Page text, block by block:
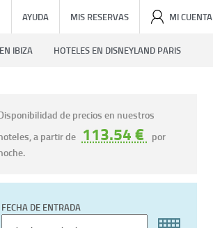
AYUDA MIS RESERVAS MI CUENTA
IBIZA HOTELES EN DISNEYLAND PARIS
de precios en nuestros
a partir de 113.54 €
por
FECHA DE ENTRADA